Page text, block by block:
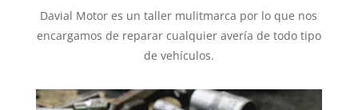
Davial Motor es un taller mulitmarca por lo que nos
encargamos de reparar cualquier avería de todo tipo
de vehículos.